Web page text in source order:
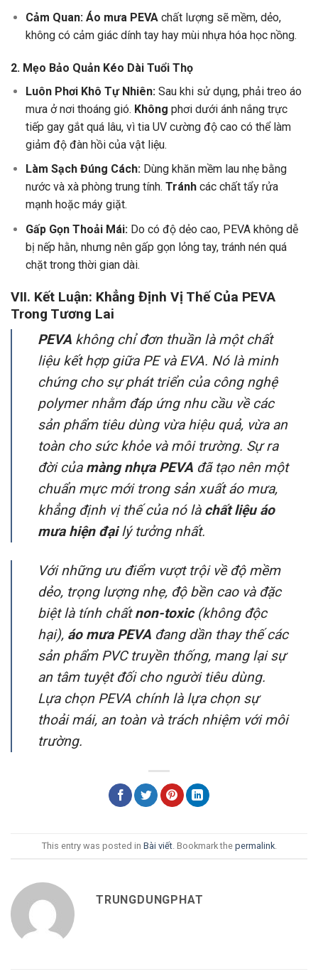
Cảm Quan: Áo mưa PEVAchất lượng sẽ mềm, dẻo,
không có cảm giác dính tay hay mùi nhựa hóa học nồng.
2. Mẹo Bảo Quản Kéo Dài Tuổi Thọ
Luôn Phơi Khô Tự Nhiên:Sau khi sử dụng, phải treo áo
mưa ở nơi thoáng gió. Không phơi dưới ánh nắng trực
tiếp gay gắt quá lâu, vì tia UV cường độ cao có thể làm
giảm độ đàn hồi của vật liệu.
Làm Sạch Đúng Cách:Dùng khăn mềm lau nhẹ bằng
nước và xà phòng trung tính. Tránhcác chất tẩy rửa
mạnh hoặc máy giặt.
Gấp Gọn Thoải Mái:Do có độ dẻo cao, PEVA không dễ
bị nếp hằn, nhưng nên gấp gọn lỏng tay, tránh nén quá
chặt trong thời gian dài.
VII. Kết Luận: Khẳng Định Vị Thế Của PEVA
Trong Tương Lai
PEVA không chỉ đơn thuần là một chất
liệu kết hợp giữa PE và EVA. Nó là minh
chứng cho sự phát triển của công nghệ
polymer nhằm đáp ứng nhu cầu về các
sản phẩm tiêu dùng vừa hiệu quả, vừa an
toàn cho sức khỏe và môi trường. Sự ra
đời của màng nhựa PEVA đã tạo nên một
chuẩn mực mới trong sản xuất áo mưa,
khẳng định vị thế của nó là chất liệu áo
mưa hiện đạilý tưởng nhất.
Với những ưu điểm vượt trội về độ mềm
dẻo, trọng lượng nhẹ, độ bền cao và đặc
biệt là tính chấtnon-toxic(không độc
hại), áo mưa PEVA đang dần thay thế các
sản phẩm PVC truyền thống, mang lại sự
an tâm tuyệt đối cho người tiêu dùng.
Lựa chọn PEVA chính là lựa chọn sự
thoải mái, an toàn và trách nhiệm với môi
trường.
This entry was posted in Bài viết. Bookmark the permalink.
TRUNGDUNGPHAT